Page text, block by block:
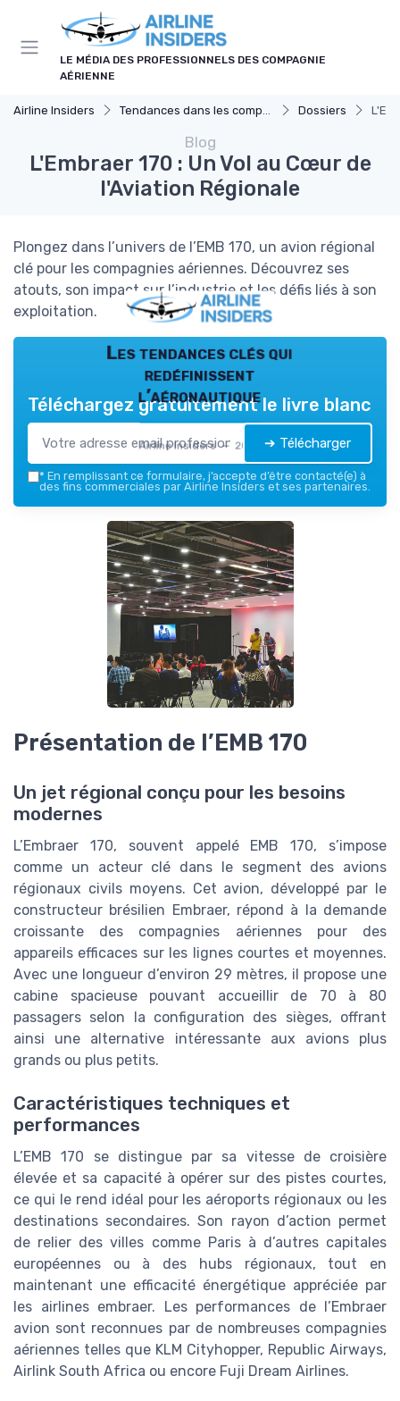
LE MÉDIA DES PROFESSIONNELS DES COMPAGNIE
AÉRIENNE
Airline Insiders Tendances dans les compagnies aériennes Dossiers
Blog
L'Embraer 170 : Un Vol au Cœur de
l'Aviation Régionale
Plongez dans l’univers de l’EMB 170, un avion régional
clé pour les compagnies aériennes. Découvrez ses
atouts, son impact sur l’industrie et les défis liés à son
exploitation.
Les tendances clés qui
redéfinissent
l’aéronautique
Airline Insiders — 2026
Téléchargez gratuitement le livre blanc
➔ Télécharger
* En remplissant ce formulaire, j’accepte d’être contacté(e) à
des fins commerciales par Airline Insiders et ses partenaires.
Présentation de l’EMB 170
Un jet régional conçu pour les besoins
modernes
L’Embraer 170, souvent appelé EMB 170, s’impose
comme un acteur clé dans le segment des avions
régionaux civils moyens. Cet avion, développé par le
constructeur brésilien Embraer, répond à la demande
croissante des compagnies aériennes pour des
appareils efficaces sur les lignes courtes et moyennes.
Avec une longueur d’environ 29 mètres, il propose une
cabine spacieuse pouvant accueillir de 70 à 80
passagers selon la configuration des sièges, offrant
ainsi une alternative intéressante aux avions plus
grands ou plus petits.
Caractéristiques techniques et
performances
L’EMB 170 se distingue par sa vitesse de croisière
élevée et sa capacité à opérer sur des pistes courtes,
ce qui le rend idéal pour les aéroports régionaux ou les
destinations secondaires. Son rayon d’action permet
de relier des villes comme Paris à d’autres capitales
européennes ou à des hubs régionaux, tout en
maintenant une efficacité énergétique appréciée par
les airlines embraer. Les performances de l’Embraer
avion sont reconnues par de nombreuses compagnies
aériennes telles que KLM Cityhopper, Republic Airways,
Airlink South Africa ou encore Fuji Dream Airlines.
Panneau de gestion des cookies